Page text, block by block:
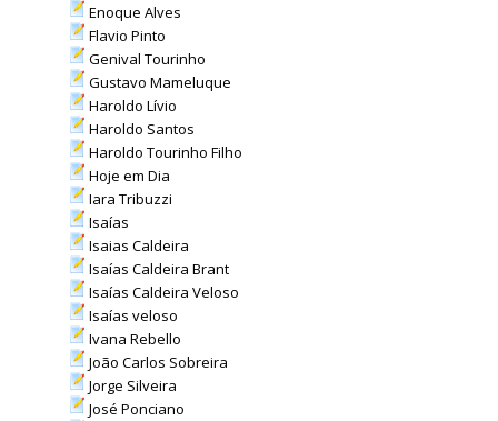
Enoque Alves
Flavio Pinto
Genival Tourinho
Gustavo Mameluque
Haroldo Lívio
Haroldo Santos
Haroldo Tourinho Filho
Hoje em Dia
Iara Tribuzzi
Isaías
Isaias Caldeira
Isaías Caldeira Brant
Isaías Caldeira Veloso
Isaías veloso
Ivana Rebello
João Carlos Sobreira
Jorge Silveira
José Ponciano